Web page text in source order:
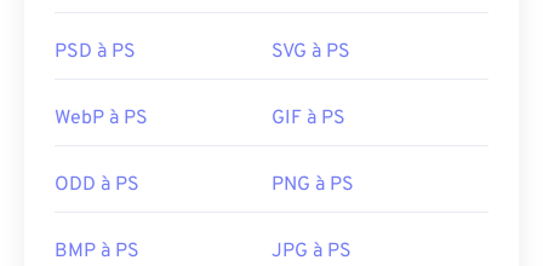
PSD à PS SVG à PS
WebP à PS GIF à PS
ODD à PS PNG à PS
BMP à PS JPG à PS